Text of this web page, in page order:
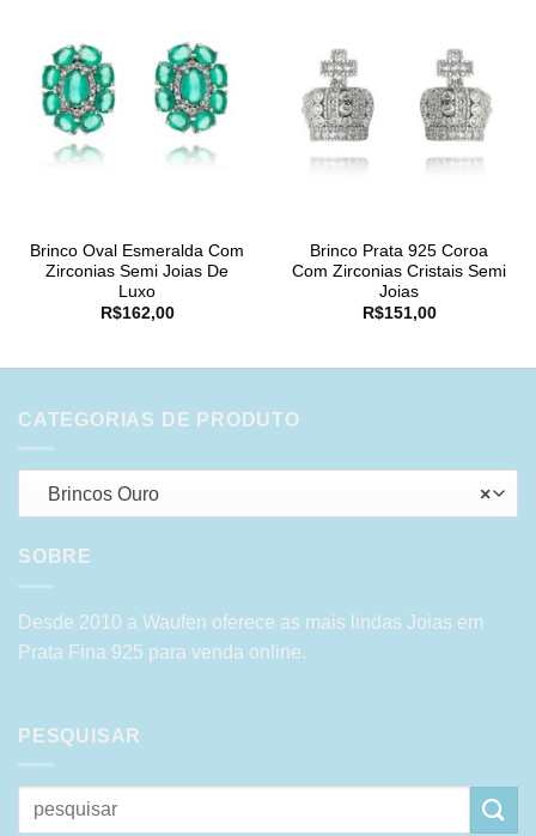
Brinco Oval Esmeralda Com
Zirconias Semi Joias De
Luxo
R$162,00
Brinco Prata 925 Coroa
Com Zirconias Cristais Semi
Joias
R$151,00
CATEGORIAS DE PRODUTO
×
Brincos Ouro
SOBRE
Desde 2010 a Waufen oferece as mais lindas Joias em
Prata Fina 925 para venda online.
PESQUISAR
Pesquisar
por: